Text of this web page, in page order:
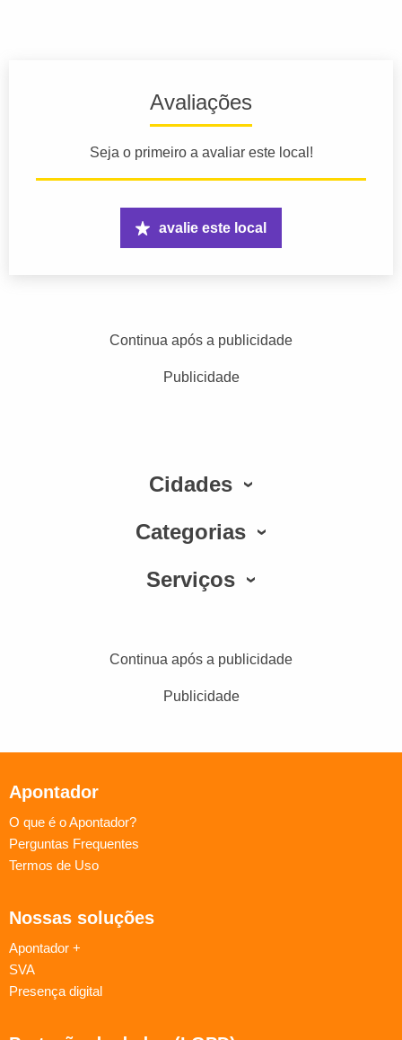
Avaliações
Seja o primeiro a avaliar este local!
avalie este local
Continua após a publicidade
Publicidade
Cidades
Categorias
Serviços
Continua após a publicidade
Publicidade
Apontador
O que é o Apontador?
Perguntas Frequentes
Termos de Uso
Nossas soluções
Apontador +
SVA
Presença digital